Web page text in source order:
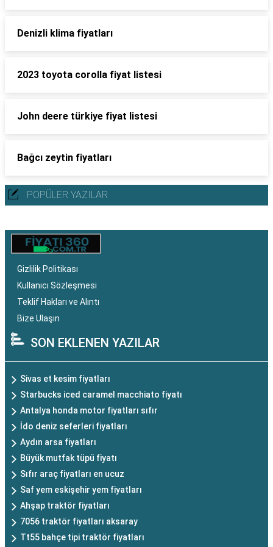
Denizli klima fiyatları
2023 toyota corolla fiyat listesi
John deere türkiye fiyat listesi
Bağcı zeytin fiyatları
POPÜLER YAZILAR
Gizlilik Politikası
Kullanıcı Sözleşmesi
Teklif Hakları ve Alıntı
Bize Ulaşın
SON EKLENEN YAZILAR
Sivas et kesim fiyatları
Starbucks iced caramel macchiato fiyatı
Antalya honda motor fiyatları sıfır
İdo deniz seferleri fiyatları
Aydın arsa fiyatları
Büyük mutfak tüpü fiyatı
Sıfır araç fiyatları en ucuz
Saf yem eskişehir yem fiyatları
Ahşap traktör fiyatları
7056 traktör fiyatları aksaray
Tt55 bahçe tipi traktör fiyatları